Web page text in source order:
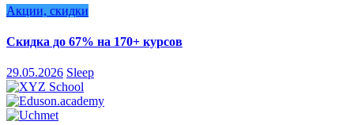
Акции, скидки
Скидка до 67% на 170+ курсов
29.05.2026 Sleep